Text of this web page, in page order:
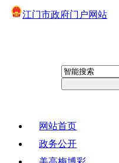
江门市政府门户网站
网站首页
政务公开